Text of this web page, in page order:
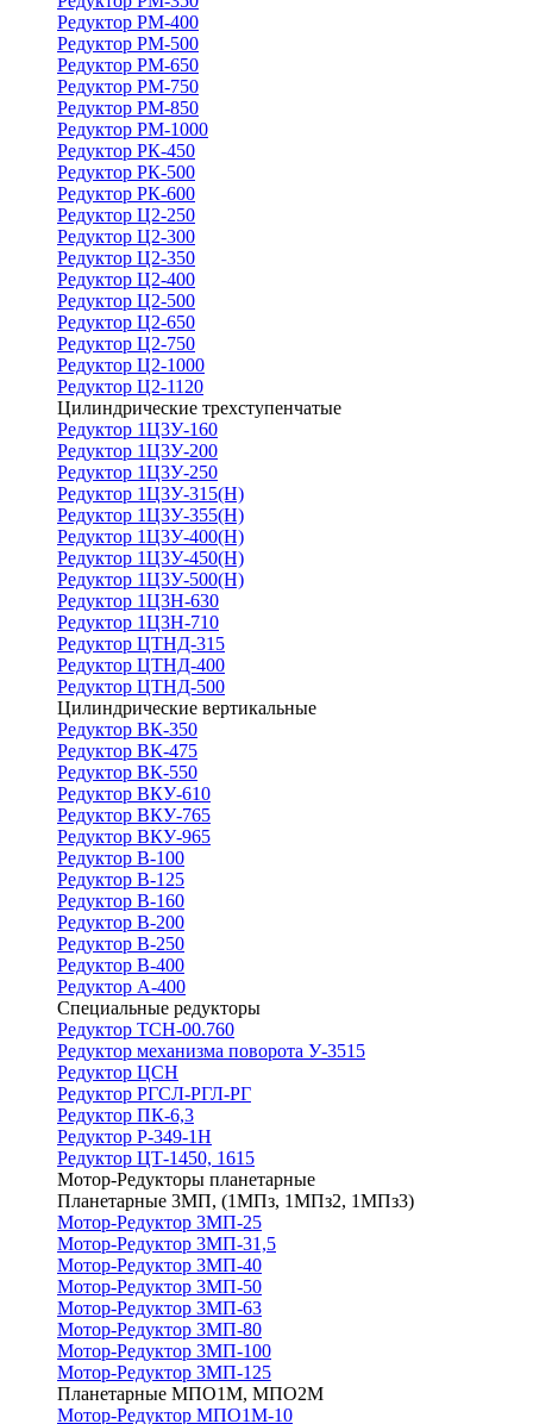
Редуктор РМ-400
Редуктор РМ-500
Редуктор РМ-650
Редуктор РМ-750
Редуктор РМ-850
Редуктор РМ-1000
Редуктор РК-450
Редуктор РК-500
Редуктор РК-600
Редуктор Ц2-250
Редуктор Ц2-300
Редуктор Ц2-350
Редуктор Ц2-400
Редуктор Ц2-500
Редуктор Ц2-650
Редуктор Ц2-750
Редуктор Ц2-1000
Редуктор Ц2-1120
Цилиндрические трехступенчатые
Редуктор 1Ц3У-160
Редуктор 1Ц3У-200
Редуктор 1Ц3У-250
Редуктор 1Ц3У-315(Н)
Редуктор 1Ц3У-355(Н)
Редуктор 1Ц3У-400(Н)
Редуктор 1Ц3У-450(Н)
Редуктор 1Ц3У-500(Н)
Редуктор 1Ц3Н-630
Редуктор 1Ц3Н-710
Редуктор ЦТНД-315
Редуктор ЦТНД-400
Редуктор ЦТНД-500
Цилиндрические вертикальные
Редуктор ВК-350
Редуктор ВК-475
Редуктор ВК-550
Редуктор ВКУ-610
Редуктор ВКУ-765
Редуктор ВКУ-965
Редуктор В-100
Редуктор В-125
Редуктор В-160
Редуктор В-200
Редуктор В-250
Редуктор В-400
Редуктор А-400
Специальные редукторы
Редуктор ТСН-00.760
Редуктор механизма поворота У-3515
Редуктор ЦСН
Редуктор РГСЛ-РГЛ-РГ
Редуктор ПК-6,3
Редуктор Р-349-1Н
Редуктор ЦТ-1450, 1615
Мотор-Редукторы планетарные
Планетарные 3МП, (1МПз, 1МПз2, 1МПз3)
Мотор-Редуктор 3МП-25
Мотор-Редуктор 3МП-31,5
Мотор-Редуктор 3МП-40
Мотор-Редуктор 3МП-50
Мотор-Редуктор 3МП-63
Мотор-Редуктор 3МП-80
Мотор-Редуктор 3МП-100
Мотор-Редуктор 3МП-125
Планетарные МПО1М, МПО2М
Мотор-Редуктор МПО1М-10